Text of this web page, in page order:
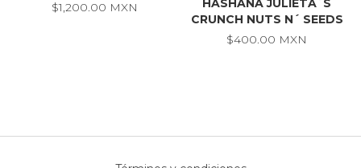
$1,200.00 MXN
HASHANA JULIETA´S
CRUNCH NUTS N´ SEEDS
$400.00 MXN